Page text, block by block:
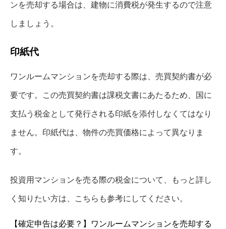
ンを売却する場合は、建物に消費税が発生するので注意
しましょう。
印紙代
ワンルームマンションを売却する際は、売買契約書が必
要です。この売買契約書は課税文書にあたるため、国に
支払う税金として発行される印紙を添付しなくてはなり
ません。印紙代は、物件の売買価格によって異なりま
す。
投資用マンションを売る際の税金について、もっと詳し
く知りたい方は、こちらも参考にしてください。
【確定申告は必要？】ワンルームマンションを売却する